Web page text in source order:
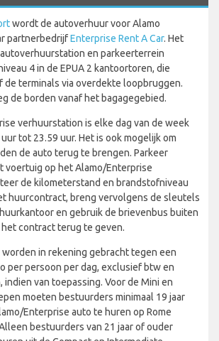
wordt de autoverhuur voor Alamo
partnerbedrijfEnterprise Rent A Car. Het
en parkeerterrein
4 in de EPUA 2 kantoortoren, die
de terminals via overdekte loopbruggen.
de borden vanaf het bagagegebied.
verhuurstation is elke dag van de week
tot 23.59 uur. Het is ook mogelijk om
de auto terug te brengen. Parkeer
voertuig op het Alamo/Enterprise
de kilometerstand en brandstofniveau
huurcontract, breng vervolgens de sleutels
en gebruik de brievenbus buiten
contract terug te geven.
in rekening gebracht tegen een
per persoon per dag, exclusief btw en
van toepassing. Voor de Mini en
moeten bestuurders minimaal 19 jaar
Enterprise auto te huren op Rome
bestuurders van 21 jaar of ouder